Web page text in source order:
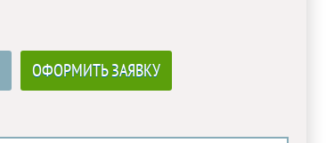
ОФОРМИТЬ ЗАЯВКУ